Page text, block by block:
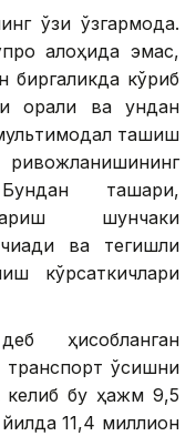
ўзи ўзгармоқда.
алоҳида эмас,
биргаликда кўриб
орқали ва ундан
ташиш
ташқари,
шунчаки
ва тегишли
кўрсаткичлари
ҳисобланган
транспорт ўсишни
келиб бу ҳажм 9,5
11,4 миллион